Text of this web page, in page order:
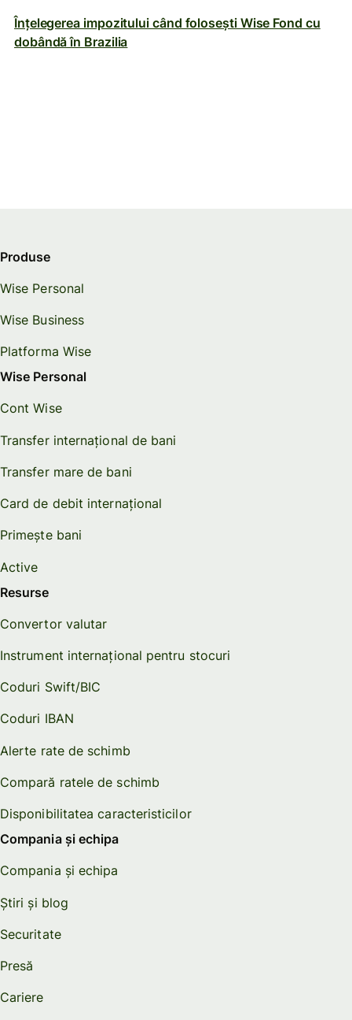
Înțelegerea impozitului când folosești Wise Fond cu
dobândă în Brazilia
Produse
Wise Personal
Wise Business
Platforma Wise
Wise Personal
Cont Wise
Transfer internațional de bani
Transfer mare de bani
Card de debit internațional
Primește bani
Active
Resurse
Convertor valutar
Instrument internațional pentru stocuri
Coduri Swift/BIC
Coduri IBAN
Alerte rate de schimb
Compară ratele de schimb
Disponibilitatea caracteristicilor
Compania și echipa
Compania și echipa
Știri și blog
Securitate
Presă
Cariere